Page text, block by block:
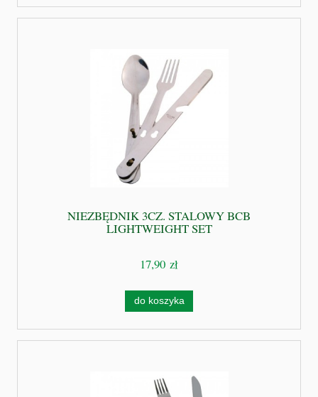
NIEZBĘDNIK 3CZ. STALOWY BCB
LIGHTWEIGHT SET
17,90 zł
do koszyka